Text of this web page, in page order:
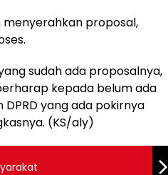
proposal,
sudah ada proposalnya,
kepada belum ada
yang ada pokirnya
(KS/aly)